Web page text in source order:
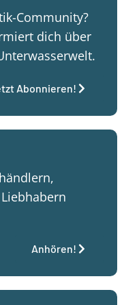
Community?
dich über
Abonnieren!
Anhören!